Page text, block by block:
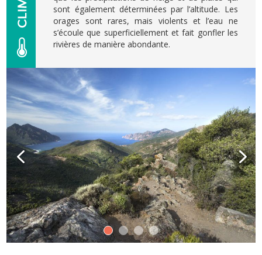
sont également déterminées par l’altitude. Les
orages sont rares, mais violents et l’eau ne
s’écoule que superficiellement et fait gonfler les
rivières de manière abondante.